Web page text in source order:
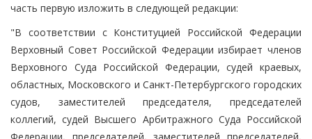
часть первую изложить в следующей редакции:
"В соответствии с Конституцией Российской Федерации
Верховный Совет Российской Федерации избирает членов
Верховного Суда Российской Федерации, судей краевых,
областных, Московского и Санкт-Петербургского городских
судов, заместителей председателя, председателей
коллегий, судей Высшего Арбитражного Суда Российской